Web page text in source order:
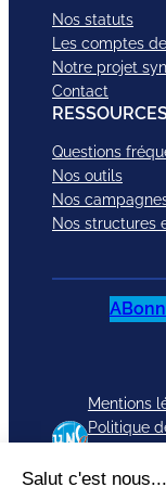
Nos statuts
Les comptes
Notre projet
Contact
Questions
Nos outils
Nos
Nos structures
Mentions
Politique
CGU